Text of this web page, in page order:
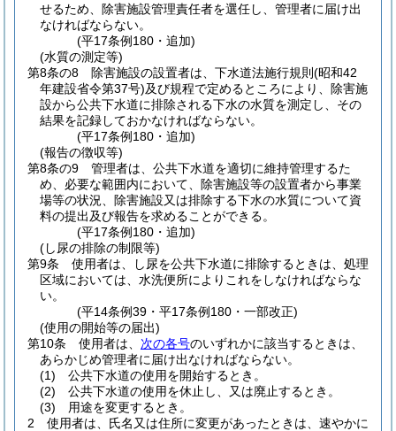
せるため、除害施設管理責任者を選任し、管理者に届け出
なければならない。
(平17条例180・追加)
(水質の測定等)
第8条の8
除害施設の設置者は、下水道法施行規則 (昭和42
年建設省令第37号)及び規程で定めるところにより、除害施
設から公共下水道に排除される下水の水質を測定し、その
結果を記録しておかなければならない。
(平17条例180・追加)
(報告の徴収等)
第8条の9
管理者は、公共下水道を適切に維持管理するた
め、必要な範囲内において、除害施設等の設置者から事業
場等の状況、除害施設又は排除する下水の水質について資
料の提出及び報告を求めることができる。
(平17条例180・追加)
(し尿の排除の制限等)
第9条
使用者は、し尿を公共下水道に排除するときは、処理
区域においては、水洗便所によりこれをしなければならな
い。
(平14条例39・平17条例180・一部改正)
(使用の開始等の届出)
第10条
使用者は、 次の各号のいずれかに該当するときは、
あらかじめ管理者に届け出なければならない。
(1)
公共下水道の使用を開始するとき。
(2)
公共下水道の使用を休止し、又は廃止するとき。
(3)
用途を変更するとき。
2
使用者は、氏名又は住所に変更があったときは、速やかに